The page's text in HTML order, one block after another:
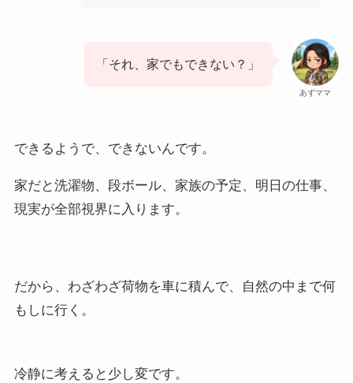
あずママ
「それ、家でもできない？」
できるようで、できないんです。
家だと洗濯物、段ボール、家族の予定、明日の仕事、
現実が全部視界に入ります。
だから、わざわざ荷物を車に積んで、自然の中まで何
もしに行く。
冷静に考えると少し変です。